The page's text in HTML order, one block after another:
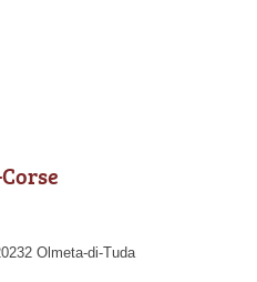
Olmeta-di-Tuda